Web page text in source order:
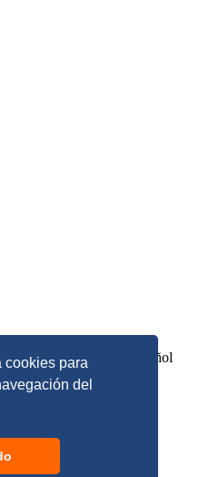
cookies para
del
y Economía en Español
derechos reservados
de Privacidad